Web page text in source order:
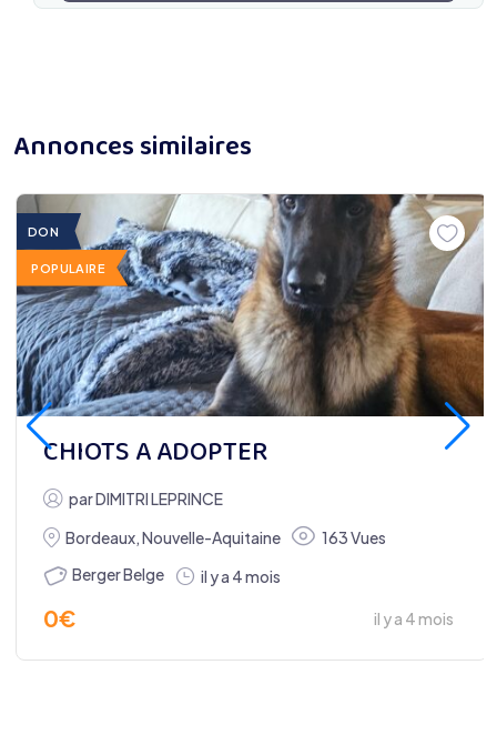
Annonces similaires
DON
POPULAIRE
CHIOTS A ADOPTER
parDIMITRI LEPRINCE
Bordeaux Nouvelle-Aquitaine
163 Vues
Berger Belge
il y a 4 mois
0€ il y a 4 mois